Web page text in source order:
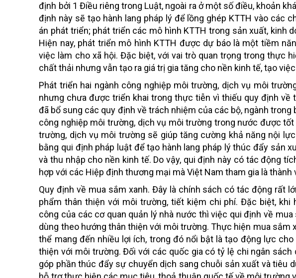
định bởi 1 Điều riêng trong Luật, ngoài ra ở một số điều, khoản
định này sẽ tạo hành lang pháp lý để lồng ghép KTTH vào các
án phát triển; phát triển các mô hình KTTH trong sản xuất, kinh
Hiện nay, phát triển mô hình KTTH được dự báo là một tiềm
việc làm cho xã hội. Đặc biệt, với vai trò quan trọng trong thực
chất thải nhưng vẫn tạo ra giá trị gia tăng cho nền kinh tế, tạo
Phát triển hai ngành công nghiệp môi trường, dịch vụ môi
nhưng chưa được triển khai trong thực tiễn vì thiếu quy định về
đã bổ sung các quy định về trách nhiệm của các bộ, ngành
công nghiệp môi trường, dịch vụ môi trường trong nước được
trường, dịch vụ môi trường sẽ giúp tăng cường khả năng nội
bằng qui định pháp luật để tạo hành lang pháp lý thúc đẩy sản
và thu nhập cho nền kinh tế. Do vậy, qui định này có tác động
hợp với các Hiệp định thương mại mà Việt Nam tham gia là thành
Quy định về mua sắm xanh. Đây là chính sách có tác động rất
phẩm thân thiện với môi trường, tiết kiệm chi phí. Đặc biệt,
công của các cơ quan quản lý nhà nước thì việc qui định về
dùng theo hướng thân thiện với môi trường. Thực hiện mua sắm
thể mang đến nhiều lợi ích, trong đó nổi bật là tạo động lực
thiện với môi trường. Đối với các quốc gia có tỷ lệ chi ngân
góp phần thúc đẩy sự chuyển dịch sang chuỗi sản xuất và tiêu